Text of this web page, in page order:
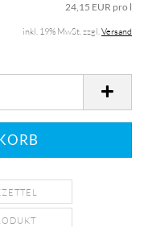
24,15 EUR pro l
inkl. 19% MwSt. zzgl.Versand